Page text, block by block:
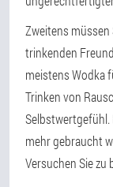
Zweitens müssen
trinkenden
meistens Wodka
Trinken von
Selbstwertgefühl.
mehr gebraucht
Versuchen Sie zu